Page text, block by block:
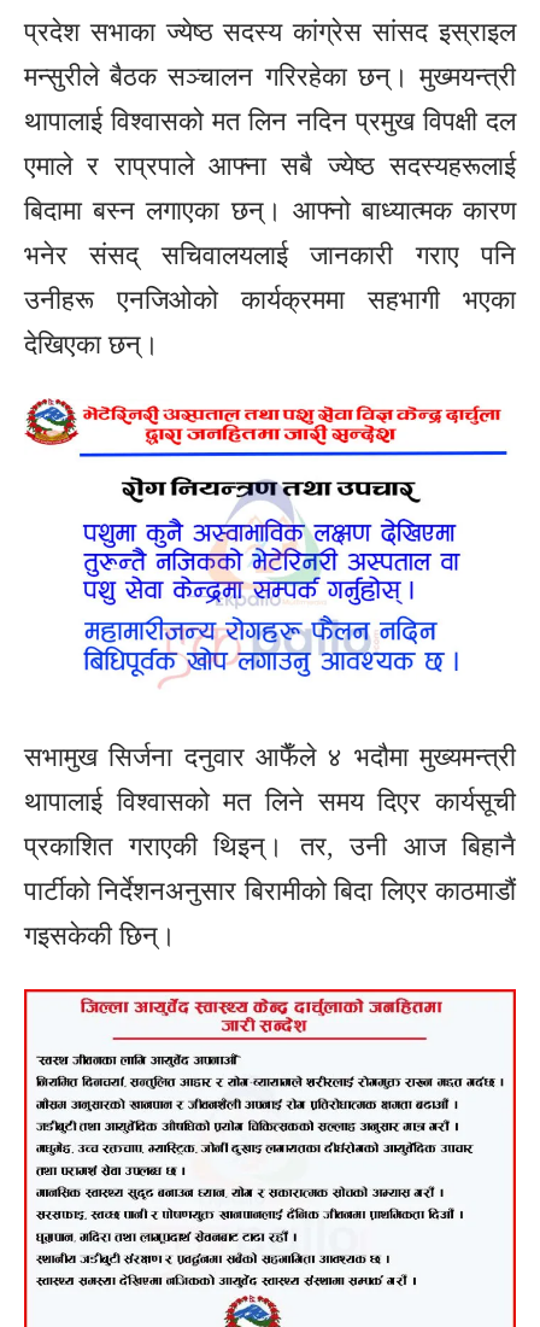
प्रदेश सभाका ज्येष्ठ सदस्य कांग्रेस सांसद इस्राइल
मन्सुरीले बैठक सञ्चालन गरिरहेका छन्। मुख्मयन्त्री
थापालाई विश्वासको मत लिन नदिन प्रमुख विपक्षी दल
एमाले र राप्रपाले आफ्ना सबै ज्येष्ठ सदस्यहरूलाई
बिदामा बस्न लगाएका छन्। आफ्नो बाध्यात्मक कारण
भनेर संसद् सचिवालयलाई जानकारी गराए पनि
उनीहरू एनजिओको कार्यक्रममा सहभागी भएका
देखिएका छन्।
सभामुख सिर्जना दनुवार आफैँले ४ भदौमा मुख्यमन्त्री
थापालाई विश्वासको मत लिने समय दिएर कार्यसूची
प्रकाशित गराएकी थिइन्। तर, उनी आज बिहानै
पार्टीको निर्देशनअनुसार बिरामीको बिदा लिएर काठमाडौं
गइसकेकी छिन्।